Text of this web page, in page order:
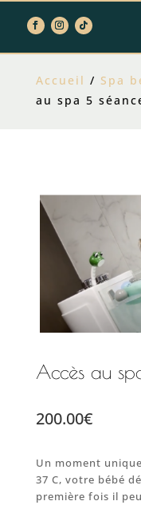
Accueil / Spa
au spa 5
Accès au
200.00€
Un moment
37 C, votre bébé
première fois il